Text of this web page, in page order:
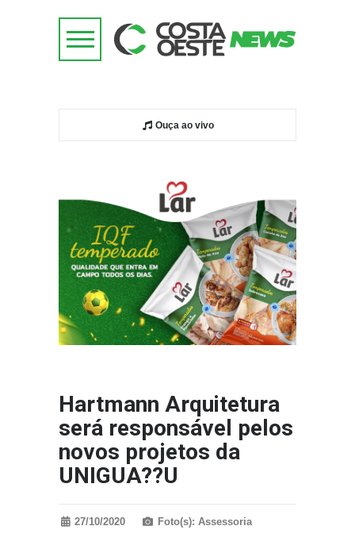
Ouça ao vivo
Hartmann Arquitetura
será responsável pelos
novos projetos da
UNIGUA??U
27/10/2020 Foto(s): Assessoria